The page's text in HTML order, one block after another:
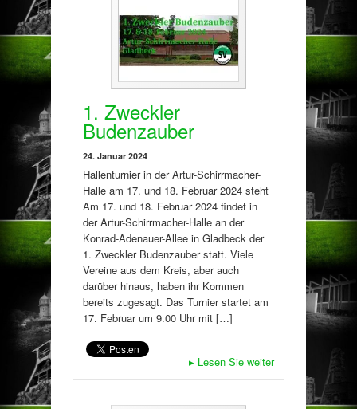
1. Zweckler
Budenzauber
24. Januar 2024
Hallenturnier in der Artur-Schirrmacher-
Halle am 17. und 18. Februar 2024 steht
Am 17. und 18. Februar 2024 findet in
der Artur-Schirrmacher-Halle an der
Konrad-Adenauer-Allee in Gladbeck der
1. Zweckler Budenzauber statt. Viele
Vereine aus dem Kreis, aber auch
darüber hinaus, haben ihr Kommen
bereits zugesagt. Das Turnier startet am
17. Februar um 9.00 Uhr mit […]
▸ Lesen Sie weiter